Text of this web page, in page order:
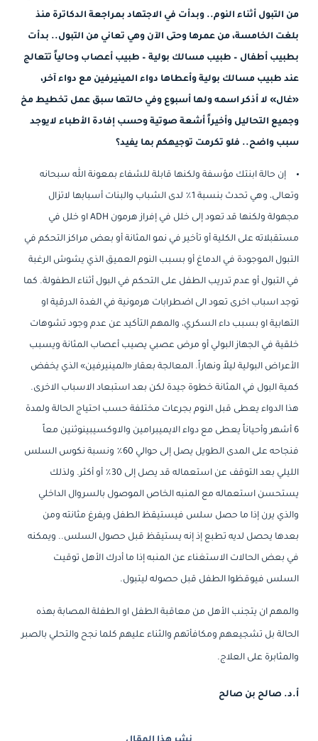
من التبول أثناء النوم.. وبدأت في الاجتهاد بمراجعة الدكاترة منذ
بلغت الخامسة، من عمرها وحتى الآن وهي تعاني من التبول.. بدأت
بطبيب أطفال – طبيب مسالك بولية – طبيب أعصاب وحالياً تتعالج
عند طبيب مسالك بولية وأعطاها دواء المينيرفين مع دواء آخر،
«غال» لا أذكر اسمه ولها أسبوع وفي حالتها سبق عمل تخطيط مخ
وجميع التحاليل وأخيراً أشعة صوتية وحسب إفادة الأطباء لايوجد
سبب واضح.. فلو تكرمت توجيهكم بما يفيد؟
إن حالة ابنتك مؤسفة ولكنها قابلة للشفاء بمعونة الله سبحانه
وتعالى، وهي تحدث بنسبة 1٪ لدى الشباب والبنات أسبابها لاتزال
مجهولة ولكنها قد تعود إلى خلل في إفراز هرمون ADH او خلل في
مستقبلاته على الكلية أو تأخير في نمو المثانة أو بعض مراكز التحكم في
التبول الموجودة في الدماغ أو بسبب النوم العميق الذي يشوش الرغبة
في التبول أو عدم تدريب الطفل على التحكم في البول أثناء الطفولة. كما
توجد اسباب اخرى تعود الى اضطرابات هرمونية في الغدة الدرقية او
التهابية او بسبب داء السكري، والمهم التأكيد عن عدم وجود تشوهات
خلقية في الجهاز البولي أو مرض عصبي يصيب أعصاب المثانة ويسبب
الأعراض البولية ليلاً ونهاراً. المعالجة بعقار «المينيرفين» الذي يخفض
كمية البول في المثانة خطوة جيدة لكن بعد استبعاد الاسباب الاخرى.
هذا الدواء يعطى قبل النوم بجرعات مختلفة حسب احتياج الحالة ولمدة
6 أشهر وأحياناً يعطى مع دواء الايميبرامين والاوكسيبينوثنين معاً
فنجاحه على المدى الطويل يصل إلى حوالي 60٪ ونسبة نكوس السلس
الليلي بعد التوقف عن استعماله قد يصل إلى 30٪ أو أكثر. ولذلك
يستحسن استعماله مع المنبه الخاص الموصول بالسروال الداخلي
والذي يرن إذا ما حصل سلس فيستيقظ الطفل ويفرغ مثانته ومن
بعدها يحصل لديه تطبع إذ إنه يستيقظ قبل حصول السلس.. ويمكنه
في بعض الحالات الاستغناء عن المنبه إذا ما أدرك الأهل توقيت
السلس فيوقظوا الطفل قبل حصوله ليتبول.
والمهم ان يتجنب الأهل من معاقبة الطفل او الطفلة المصابة بهذه
الحالة بل تشجيعهم ومكافأتهم والثناء عليهم كلما نجح والتحلي بالصبر
والمثابرة على العلاج.
أ.د. صالح بن صالح